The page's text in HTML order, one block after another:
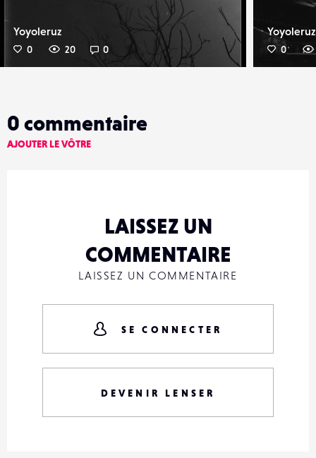
Yoyoleruz
0 20 0
Yoyoleruz
0
0 commentaire
AJOUTER LE VÔTRE
LAISSEZ UN
COMMENTAIRE
LAISSEZ UN COMMENTAIRE
SE CONNECTER
DEVENIR LENSER